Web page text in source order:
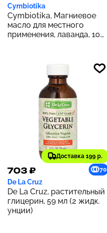
Cymbiotika
Cymbiotika, Магниевое
масло для местного
применения, лаванда, 100
Доставка 199 р.
703 ₽ 70
De La Cruz
De La Cruz, растительный
глицерин, 59 мл (2 жидк.
унции)